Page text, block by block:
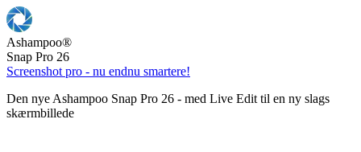
Ashampoo®
Snap Pro 26
Screenshot pro - nu endnu smartere!
Den nye Ashampoo Snap Pro 26 - med Live Edit til en ny slags
skærmbillede